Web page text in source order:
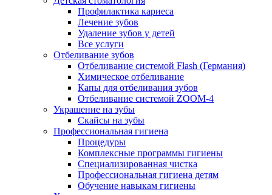
Профилактика кариеса
Лечение зубов
Удаление зубов у детей
Все услуги
Отбеливание зубов
Отбеливание системой Flash (Германия)
Химическое отбеливание
Капы для отбеливания зубов
Отбеливание системой ZOOM-4
Украшение на зубы
Скайсы на зубы
Профессиональная гигиена
Процедуры
Комплексные программы гигиены
Специализированная чистка
Профессиональная гигиена детям
Обучение навыкам гигиены